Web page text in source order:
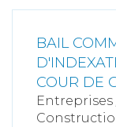
BAIL
COUR DE
Entreprises